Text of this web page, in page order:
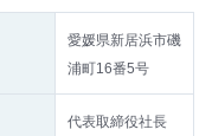
愛媛県新居浜市磯
浦町16番5号
代表取締役社長